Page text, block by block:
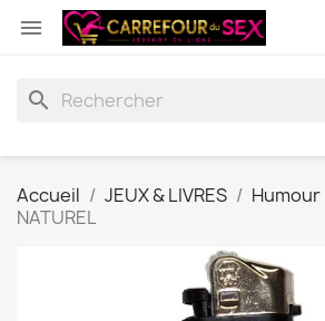

search
Accueil JEUX & LIVRES Humour
NATUREL